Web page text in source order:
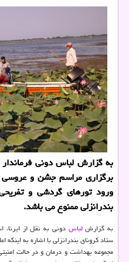
به گزارش لباس دونی فرماندار
برگزاری مراسم جشن و
ورود تورهای گردشی و
بندرانزلی ممنوع می باشد.
به گزارشلباس دونی به نقل از
ستاد کرونای بندرانزلی با اشاره به اینکه
مجموعه بهداشت و درمان و در حالت